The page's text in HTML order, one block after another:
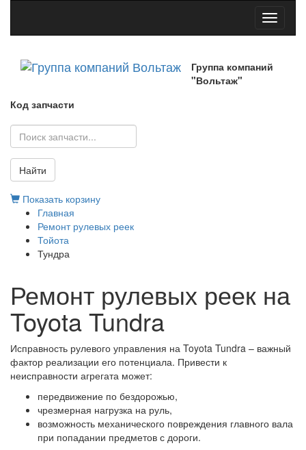
Toggle
Группа компаний
"Вольтаж"
Код запчасти
Найти
Показать корзину
Главная
Ремонт рулевых реек
Тойота
Тундра
Ремонт рулевых реек на
Toyota Tundra
Исправность рулевого управления на Toyota Tundra – важный
фактор реализации его потенциала. Привести к
неисправности агрегата может:
передвижение по бездорожью,
чрезмерная нагрузка на руль,
возможность механического повреждения главного вала
при попадании предметов с дороги.